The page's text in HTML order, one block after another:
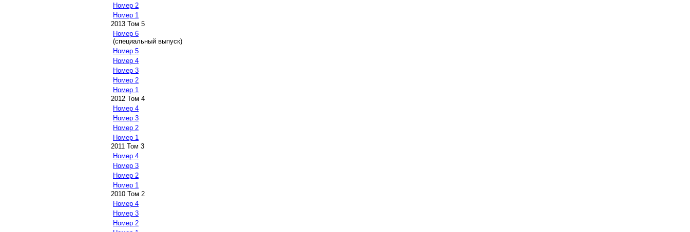
Номер 2
Номер 1
2013 Том 5
Номер 6
(специальный выпуск)
Номер 5
Номер 4
Номер 3
Номер 2
Номер 1
2012 Том 4
Номер 4
Номер 3
Номер 2
Номер 1
2011 Том 3
Номер 4
Номер 3
Номер 2
Номер 1
2010 Том 2
Номер 4
Номер 3
Номер 2